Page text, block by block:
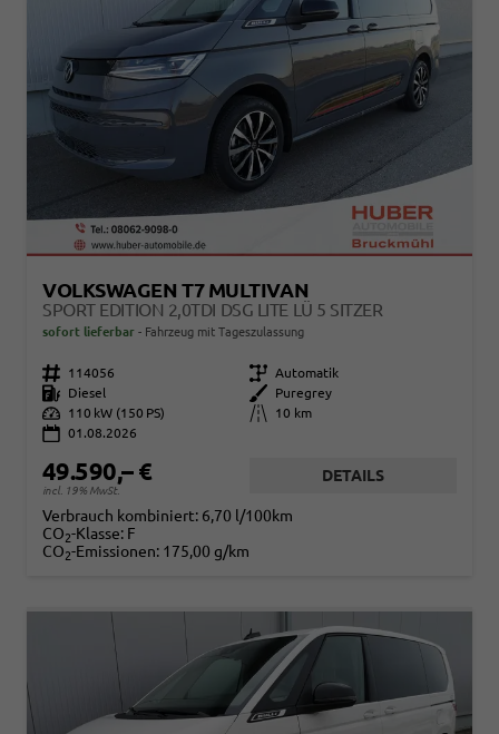
VOLKSWAGEN T7 MULTIVAN
SPORT EDITION 2,0TDI DSG LITE LÜ 5 SITZER
sofort lieferbar Fahrzeug mit Tageszulassung
Fahrzeugnr. 114056 Getriebe Automatik
Kraftstoff
Diesel Außenfarbe
Puregrey
Leistung
110 kW (150 PS) Kilometerstand
10 km
01.08.2026
49.590,– €
incl. 19% MwSt.
DETAILS
Verbrauch kombiniert: 6,70 l/100km
CO2-Klasse: F
CO2-Emissionen: 175,00 g/km